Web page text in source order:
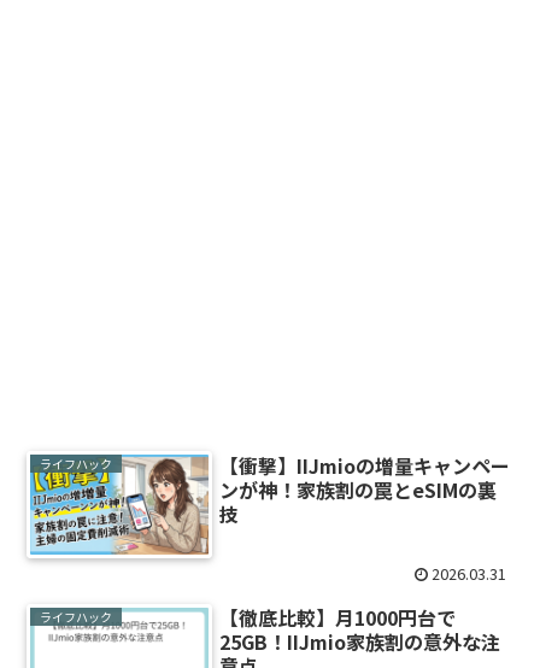
ライフハック
【衝撃】IIJmioの増量キャンペー
ンが神！家族割の罠とeSIMの裏
技
2026.03.31
ライフハック
【徹底比較】月1000円台で
25GB！IIJmio家族割の意外な注